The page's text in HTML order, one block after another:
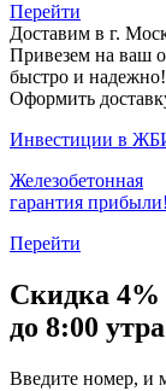
Перейти
Доставим в г.
Привезем на ваш
быстро и надежно!
Оформить
Инвестиции в
Железобетонная
гарантия прибыли!
Перейти
Скидка 4%
до 8:00
Введите номер, и